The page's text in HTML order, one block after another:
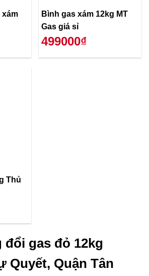
xám
Bình gas xám 12kg MT
Gas giá sỉ
499000₫
Thủ
đổi gas đỏ 12kg
Quyết, Quận Tân